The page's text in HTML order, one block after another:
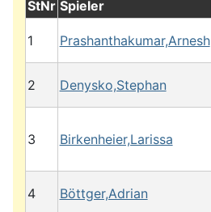
StNr Spieler
1 Prashanthakumar,Arnesh
2 Denysko,Stephan
3 Birkenheier,Larissa
4 Böttger,Adrian